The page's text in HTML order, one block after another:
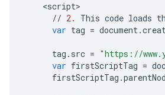
<script
// 2. This code loads
var tag = document.
tag . src = "https://
var firstScriptTag =
firstScriptTag .